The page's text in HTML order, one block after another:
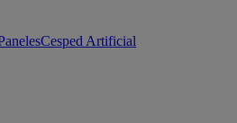
Cesped Artificial